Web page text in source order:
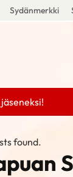
Sydänmerkki
found.